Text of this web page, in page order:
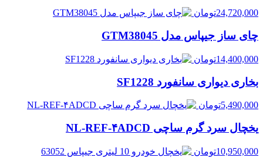
24,720,000تومان
چای ساز جیپاس مدل GTM38045
14,400,000تومان
بخاری دیواری سانفورد SF1228
5,490,000تومان
یخچال سرد گرم ساچی NL-REF-۴ADCD
10,950,000تومان